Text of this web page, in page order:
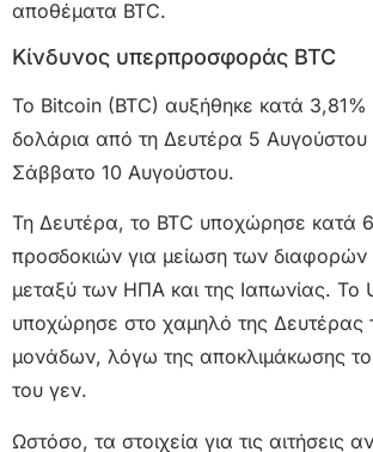
αποθέματα BTC.
Κίνδυνος υπερπροσφοράς BTC
Το Bitcoin (BTC) αυξήθηκε κατά
δολάρια από τη Δευτέρα 5 Αυγούστου
Σάββατο 10 Αυγούστου.
Τη Δευτέρα, το BTC υποχώρησε κατά
προσδοκιών για μείωση των διαφορών
μεταξύ των ΗΠΑ και της Ιαπωνίας. Το
υποχώρησε στο χαμηλό της Δευτέρας
μονάδων, λόγω της αποκλιμάκωσης
του γεν.
Ωστόσο, τα στοιχεία για τις αιτήσεις